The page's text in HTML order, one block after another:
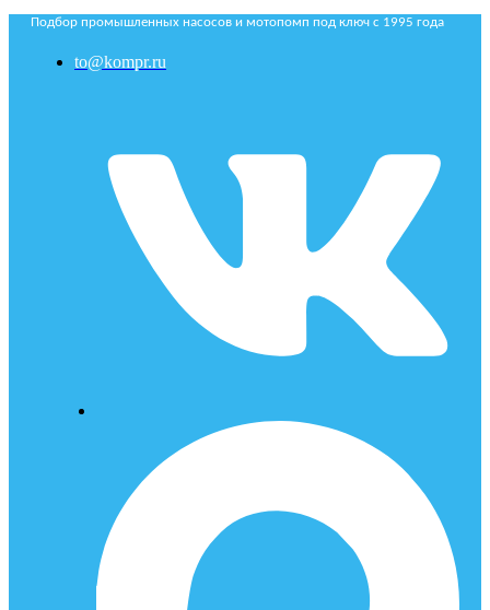
Подбор промышленных насосов и мотопомп под ключ с 1995 года
to@kompr.ru